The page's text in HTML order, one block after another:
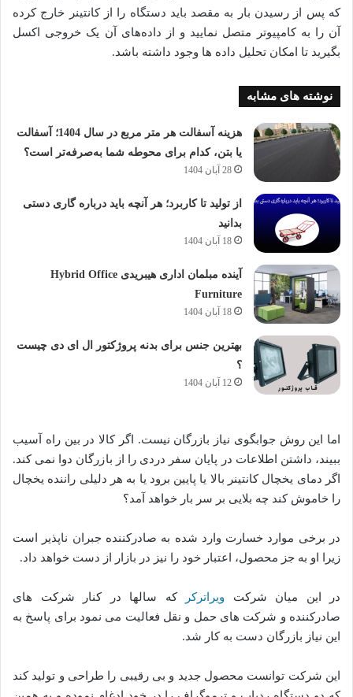
که پس از رسیدن بار به مقصد باید دستگاه را از کانتینر خارج کرده
آن را به کامپیوتر متصل نمایید و از داده‌های آن یک خروجی اکسل
بگیرید تا امکان تحلیل داده ها وجود داشته باشد.
نوشته های مشابه
هزینه آسفالت هر متر مربع در سال 1404؛ آسفالت
یا بتن، کدام برای محوطه شما به‌صرفه‌تر است؟
28 آبان 1404
از تولید تا کاربرد؛ هر آنچه باید درباره گاری دستی
بدانید
18 آبان 1404
آینده مبلمان اداری هیبریدی Hybrid Office
Furniture
18 آبان 1404
بهترین جنس برای بدنه پروژکتور ال ای دی چیست
؟
12 آبان 1404
اما این روش جوابگوی نیاز بازرگان نیست. اگر کالا در بین راه آسیب
ببیند، داشتن اطلاعات در پایان سفر دردی را از بازرگان دوا نمی کند.
اگر دمای یخچال کانتینر بالا یا پایین برود یا به هر دلیلی راننده یخچال
را خاموش کند چه بلایی بر سر بار خواهد آمد؟
در برخی موارد خسارت وارد شده به صادرکننده جبران ناپذیر است
زیرا او به جز محصول، اعتبار خود را نیز در بازار از دست خواهد داد.
در این میان شرکت ویراترکر
که سالها در کنار شرکت های
صادرکننده و شرکت های حمل و نقل فعالیت می نمود برای پاسخ به
این نیاز بازرگان دست به کار شد.
این شرکت توانست محصول جدید و بی رقیبی را طراحی و تولید کند